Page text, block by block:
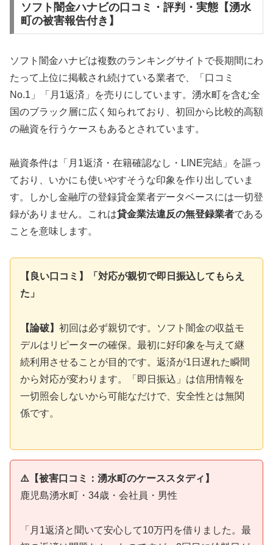
ソフト闇金ハナビの口コミ・評判・実態【湧水
町の被害報告付き】
ソフト闇金ハナビは複数のランキングサイトで長期間にわ
たって上位に掲載され続けている業者で、「口コミ
No.1」「月1返済」を売りにしています。湧水町を含む全
国のブラック層に広く知られており、初回から比較的高額
の融資を行うケースもあるとされています。
融資条件は「月1返済・在籍確認なし・LINE完結」を謳っ
ており、いかにも使いやすそうな印象を作り出していま
す。しかし金融庁の登録貸金業者データベースには一切登
録がありません。これは貸金業法違反の無登録業者である
ことを意味します。
【良い口コミ】「対応が親切で即日振込してもらえ
た」
【論破】 初回は必ず親切です。ソフト闇金の収益モ
デルはリピーターの確保。最初に好印象を与えて継
続利用させることが目的です。返済が1日遅れた瞬間
から対応が変わります。「即日振込」は信用情報を
一切照会しないから可能なだけで、安全性とは無関
係です。
⚠️【被害口コミ：湧水町のケーススタディ】
鹿児島湧水町・34歳・会社員・男性
「月1返済と聞いて安心して10万円を借りました。最